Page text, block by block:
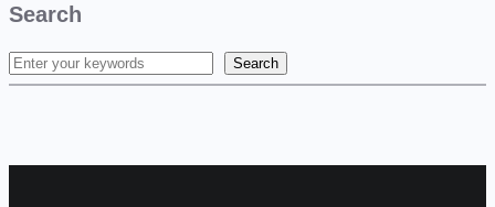
Search
S
Search